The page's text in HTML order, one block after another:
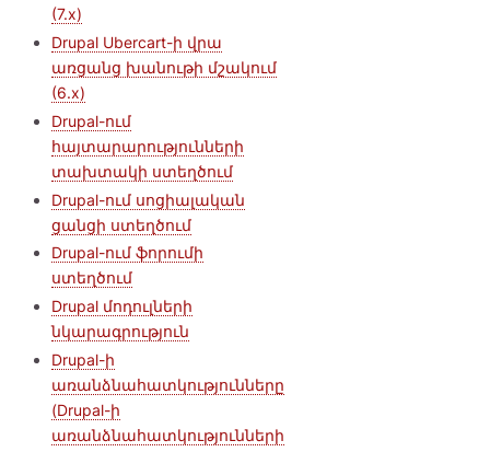
(7.x)
Drupal Ubercart-ի վրա
առցանց խանութի մշակում
(6.x)
Drupal-ում
հայտարարությունների
տախտակի ստեղծում
Drupal-ում սոցիալական
ցանցի ստեղծում
Drupal-ում ֆորումի
ստեղծում
Drupal մոդուլների
նկարագրություն
Drupal-ի
առանձնահատկությունները
(Drupal-ի
առանձնահատկությունների